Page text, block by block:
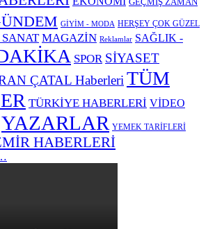
GEÇMİŞ ZAMAN
GİYİM - MODA HERŞEY ÇOK GÜZEL
MAGAZİN Reklamlar SAĞLIK -
SPOR SİYASET
ÇATAL HaberleriTÜM
TÜRKİYE HABERLERİ VİDEO
YAZARLAR YEMEK TARİFLERİ
HABERLERİ